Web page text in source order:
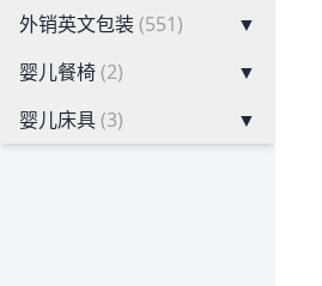
外销英文包装(551)
▼
婴儿餐椅(2)
▼
婴儿床具(3) ▼